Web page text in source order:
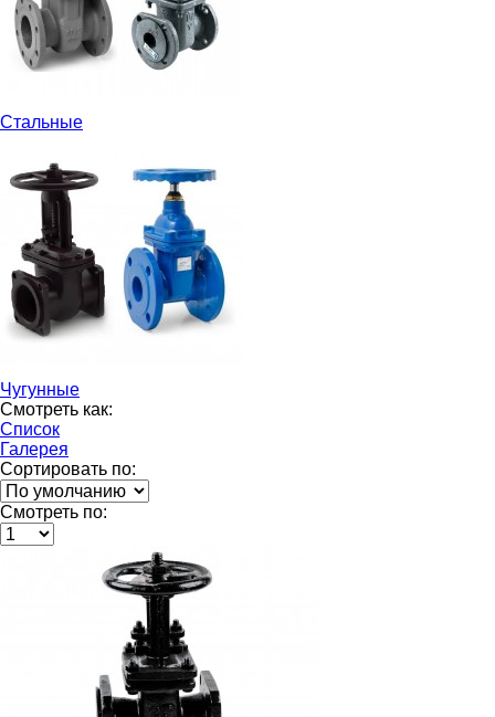
Стальные
Чугунные
Смотреть как:
Список
Галерея
Сортировать по:
Смотреть по: